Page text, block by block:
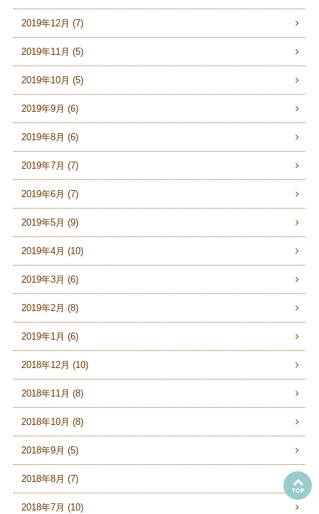
2019年12月 (7)
2019年11月 (5)
2019年10月 (5)
2019年9月 (6)
2019年8月 (6)
2019年7月 (7)
2019年6月 (7)
2019年5月 (9)
2019年4月 (10)
2019年3月 (6)
2019年2月 (8)
2019年1月 (6)
2018年12月 (10)
2018年11月 (8)
2018年10月 (8)
2018年9月 (5)
2018年8月 (7)
2018年7月 (10)